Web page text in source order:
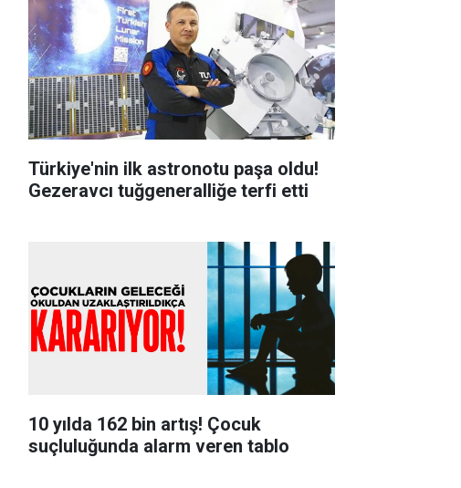
Türkiye'nin ilk astronotu paşa oldu!
Gezeravcı tuğgeneralliğe terfi etti
10 yılda 162 bin artış! Çocuk
suçluluğunda alarm veren tablo